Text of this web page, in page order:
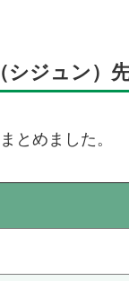
シジュン）
とめました。